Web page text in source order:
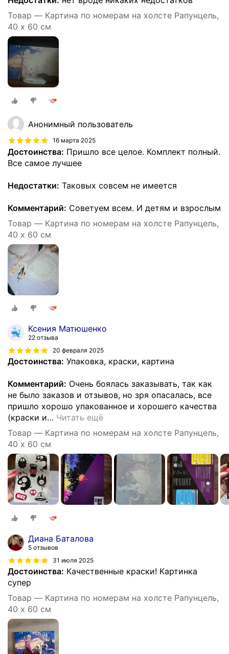
Товар — Картина по номерам на холсте Рапунцель,
40 х 60 см
Анонимный пользователь
16 марта 2025
Достоинства: Пришло все целое. Комплект полный.
Все самое лучшее
Недостатки: Таковых совсем не имеется
Комментарий: Советуем всем. И детям и взрослым
Товар — Картина по номерам на холсте Рапунцель,
40 х 60 см
Ксения Матюшенко
22 отзыва
20 февраля 2025
Достоинства: Упаковка, краски, картина
Комментарий: Очень боялась заказывать, так как
не было заказов и отзывов, но зря опасалась, все
пришло хорошо упакованное и хорошего качества
(краски и… Читать ещё
Товар — Картина по номерам на холсте Рапунцель,
40 х 60 см
Диана Баталова
5 отзывов
31 июля 2025
Достоинства: Качественные краски! Картинка
супер
Товар — Картина по номерам на холсте Рапунцель,
40 х 60 см